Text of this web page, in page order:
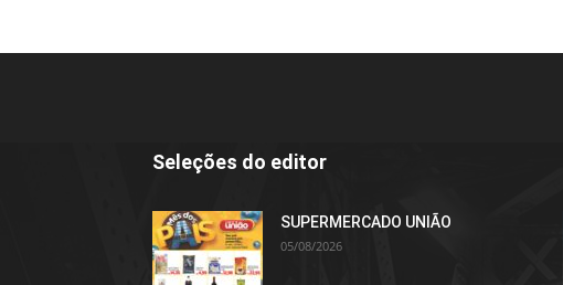
Seleções do editor
SUPERMERCADO UNIÃO
05/08/2026